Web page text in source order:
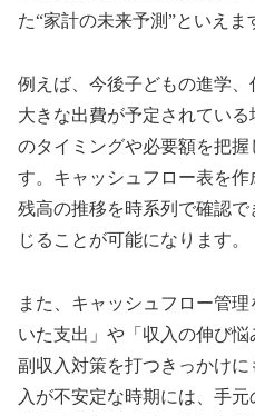
た“家計の未来予測”といえま
例えば、今後子どもの進学
大きな出費が予定されてい
のタイミングや必要額を把
す。キャッシュフロー表を
残高の推移を時系列で確認
じることが可能になります。
また、キャッシュフロー管
いた支出」や「収入の伸び
副収入対策を打つきっかけ
入が不安定な時期には、手